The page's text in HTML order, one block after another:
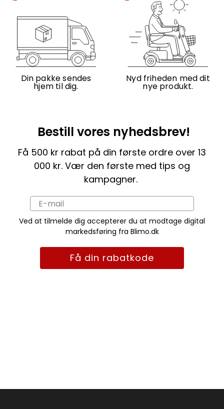
Din pakke sendes
hjem til dig.
Nyd friheden med dit
nye produkt.
Bestill vores nyhedsbrev!
Få 500 kr rabat på din første ordre over 13
000 kr. Vær den første med tips og
kampagner.
Ved at tilmelde dig accepterer du at modtage digital
markedsføring fra Blimo.dk
Få din rabatkode